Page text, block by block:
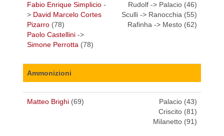
Fabio Enrique Simplicio -
> David Marcelo Cortes
Pizarro (78)
Paolo Castellini ->
Simone Perrotta (78)
Rudolf -> Palacio (46)
Sculli -> Ranocchia (55)
Rafinha -> Mesto (62)
Ammonizioni
Matteo Brighi (69)
Palacio (43)
Criscito (81)
Milanetto (91)